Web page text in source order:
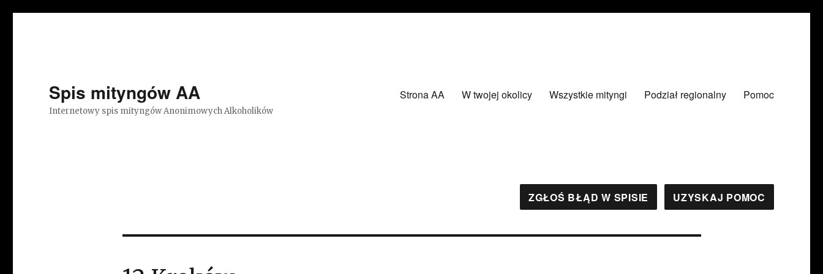
Spis mityngów AA
Internetowy spis mityngów Anonimowych Alkoholików
Strona AA W twojej okolicy Wszystkie mityngi Podział regionalny Pomoc
ZGŁOŚ BŁĄD W SPISIE UZYSKAJ POMOC